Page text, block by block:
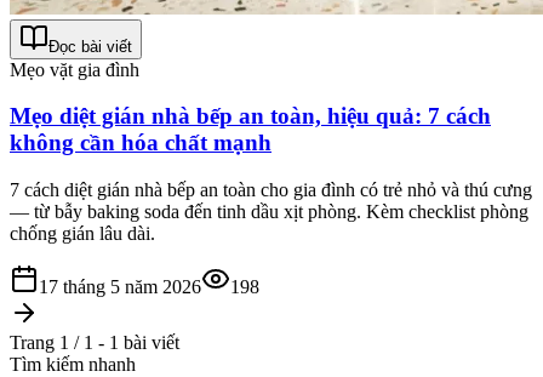
Đọc bài viết
Mẹo vặt gia đình
Mẹo diệt gián nhà bếp an toàn, hiệu quả: 7 cách
không cần hóa chất mạnh
7 cách diệt gián nhà bếp an toàn cho gia đình có trẻ nhỏ và thú cưng
— từ bẫy baking soda đến tinh dầu xịt phòng. Kèm checklist phòng
chống gián lâu dài.
17 tháng 5 năm 2026 198
Trang 1 / 1 - 1 bài viết
Tìm kiếm nhanh